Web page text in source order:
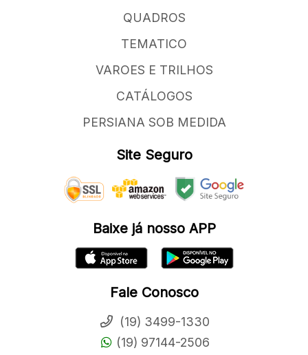
QUADROS
TEMATICO
VAROES E TRILHOS
CATÁLOGOS
PERSIANA SOB MEDIDA
Site Seguro
Baixe já nosso APP
Fale Conosco
(19) 3499-1330
(19) 97144-2506